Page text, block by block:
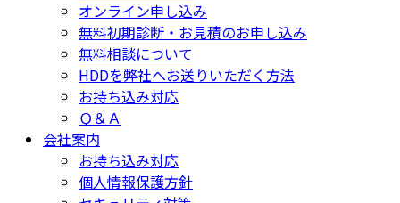
オンライン申し込み
無料初期診断・お見積のお申し込み
無料相談について
HDDを弊社へお送りいただく方法
お持ち込み対応
Ｑ＆Ａ
会社案内
お持ち込み対応
個人情報保護方針